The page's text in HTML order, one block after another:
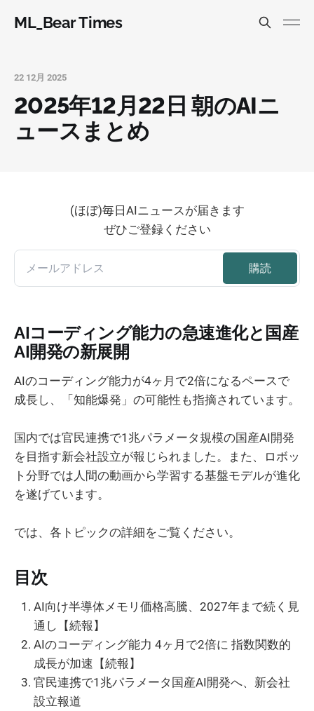
ML_Bear Times
22 12月 2025
2025年12月22日 朝のAIニ
ュースまとめ
(ほぼ)毎日AIニュースが届きます
ぜひご登録ください
AIコーディング能力の急速進化と国産
AI開発の新展開
AIのコーディング能力が4ヶ月で2倍になるペースで
成長し、「知能爆発」の可能性も指摘されています。
国内では官民連携で1兆パラメータ規模の国産AI開発
を目指す新会社設立が報じられました。また、ロボッ
ト分野では人間の動画から学習する基盤モデルが進化
を遂げています。
では、各トピックの詳細をご覧ください。
目次
AI向け半導体メモリ価格高騰、2027年まで続く見
通し【続報】
AIのコーディング能力 4ヶ月で2倍に 指数関数的
成長が加速【続報】
官民連携で1兆パラメータ国産AI開発へ、新会社
設立報道